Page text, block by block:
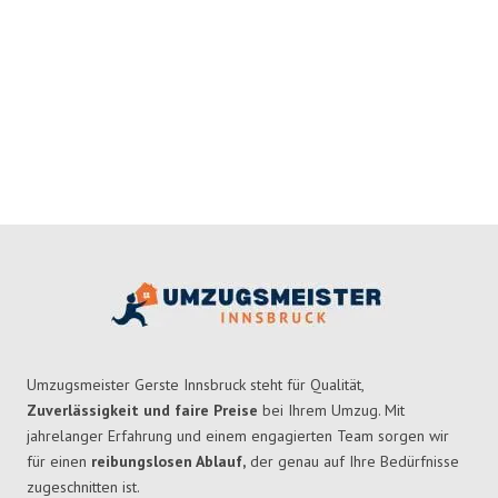
Umzugsmeister Gerste Innsbruck steht für Qualität,
Zuverlässigkeit und faire Preise bei Ihrem Umzug. Mit
jahrelanger Erfahrung und einem engagierten Team sorgen wir
für einen reibungslosen Ablauf, der genau auf Ihre Bedürfnisse
zugeschnitten ist.